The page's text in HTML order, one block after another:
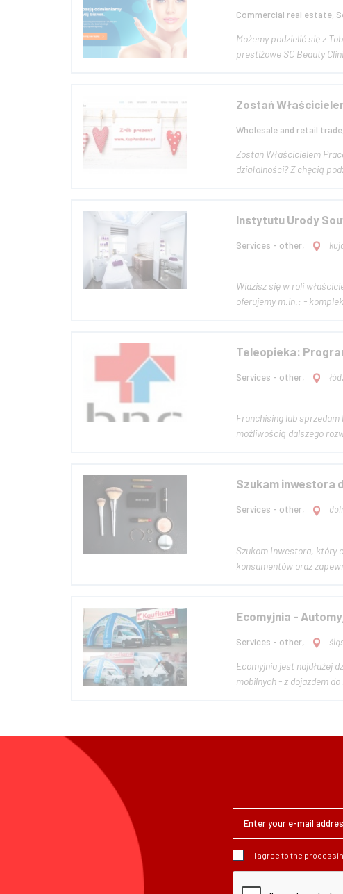
Commercial real estate,
Możemy podzielić się z
Zostań
Wholesale and retail
Zostań Właścicielem
działalności? Z chęcią
Instytutu Urody
Services - other,
Widzisz się w roli
oferujemy
Teleopieka:
Services - other,
Franchising lub
Szukam inwestora
Services - other,
Szukam Inwestora, który
konsumentów oraz
Ecomyjnia -
Services - other,
Ecomyjnia jest najdłużej
mobilnych - z dojazdem
I agree to the